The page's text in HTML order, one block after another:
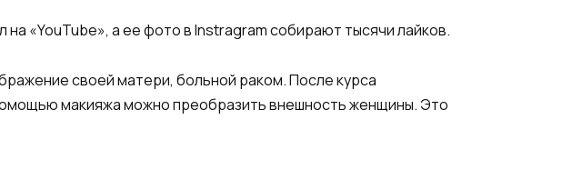
«YouTube», а ее фото в Instragram собирают тысячи лайков.
своей матери, больной раком. После курса
макияжа можно преобразить внешность женщины. Это